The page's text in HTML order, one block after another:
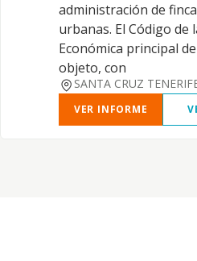
administración de
urbanas. El Código de
Económica principal
objeto, con
SANTA CRUZ
VER INFORME